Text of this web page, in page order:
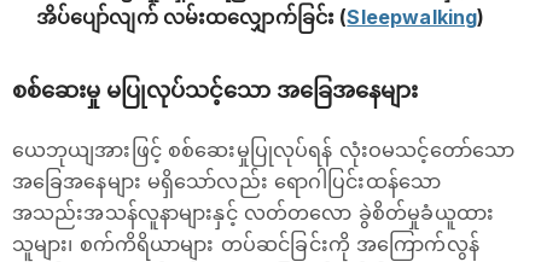
အိပ်ပျော်လျက် လမ်းထလျှောက်ခြင်း (Sleepwalking)
စစ်ဆေးမှု မပြုလုပ်သင့်သော အခြေအနေများ
ယေဘုယျအားဖြင့် စစ်ဆေးမှုပြုလုပ်ရန် လုံးဝမသင့်တော်သော
အခြေအနေများ မရှိသော်လည်း ရောဂါပြင်းထန်သော
အသည်းအသန်လူနာများနှင့် လတ်တလော ခွဲစိတ်မှုခံယူထား
သူများ၊ စက်ကိရိယာများ တပ်ဆင်ခြင်းကို အကြောက်လွန်